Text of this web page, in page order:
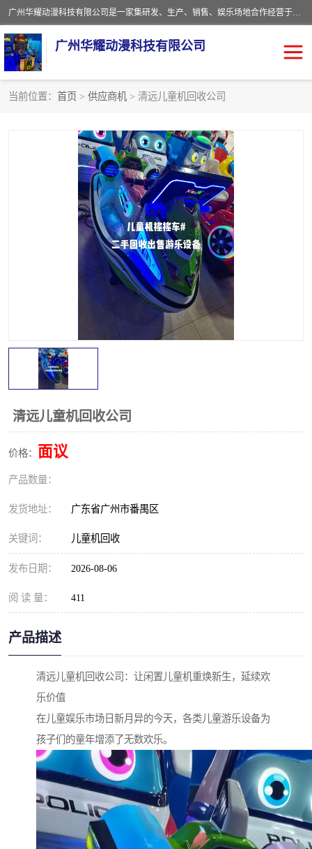
广州华耀动漫科技有限公司是一家集研发、生产、销售、娱乐场地合作经营于一体的动漫游戏公司。本公司拥有一支年轻化集研发生产到售后服务的队伍，及时地为客户提供、赚钱的产品。本公司以雄厚的实力、合理的价格、优良的服务与多家企业建立了长期的合作关系。热诚欢迎各界前来参观、考察、洽谈业务。目前公司经营的产品有：各种捕渔游戏机系列，大型模拟机系列、轮盘机系列、连线机系列、框体机系列、玛莉机系列等。
广州华耀动漫科技有限公司
当前位置： 首页 > 供应商机 > 清远儿童机回收公司
清远儿童机回收公司
价格： 面议
产品数量：
发货地址： 广东省广州市番禺区
关键词： 儿童机回收
发布日期： 2026-08-06
阅 读 量： 411
产品描述
清远儿童机回收公司：让闲置儿童机重焕新生，延续欢
乐价值
在儿童娱乐市场日新月异的今天，各类儿童游乐设备为
孩子们的童年增添了无数欢乐。
电玩城回收
儿童机回收
*机回收